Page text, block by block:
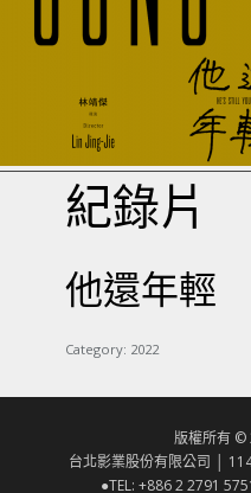
紀錄片
他還年輕
Category: 2022
版權所有 ©
台北影業股份有限公司 │
●TEL: +886 2 2791